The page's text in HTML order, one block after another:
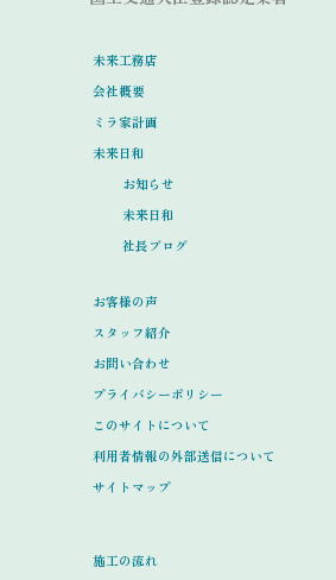
未来工務店
会社概要
ミラ家計画
未来日和
お知らせ
未来日和
社長ブログ
お客様の声
スタッフ紹介
お問い合わせ
プライバシーポリシー
このサイトについて
利用者情報の外部送信について
サイトマップ
施工の流れ